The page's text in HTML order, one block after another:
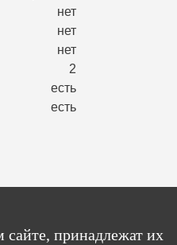
нет
нет
нет
2
есть
есть
принадлежат их